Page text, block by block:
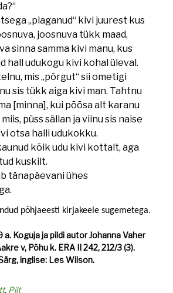
„plaganud“ kivi juurest kus
joosnuva tükk maad,
sinna samma kivi manu, kus
hall udukogu kivi kohal üleval.
mis „põrgut“ sii ometigi
sis tükk aiga kivi man. Tahtnu
[minna], kui põõsa alt karanu
püss sällan ja viinu sis naise
otsa halli udukokku.
kõik udu kivi kottalt, aga
kuskilt.
tänapäevani ühes
põhjaeesti kirjakeele sugemetega.
Koguja ja pildi autor Johanna Vaher
v, Põhu k. ERA II 242, 212/3 (3).
inglise: Les Wilson.
Pilt